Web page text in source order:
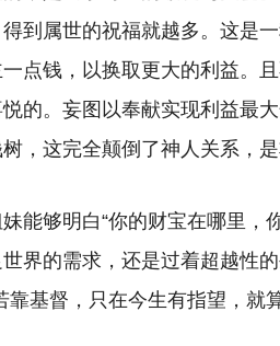
到属世的祝福就越多。这是
点钱，以换取更大的利益。
的。妄图以奉献实现利益最
，这完全颠倒了神人关系，是
能够明白“你的财宝在哪里，
界的需求，还是过着超越性
靠基督，只在今生有指望，就